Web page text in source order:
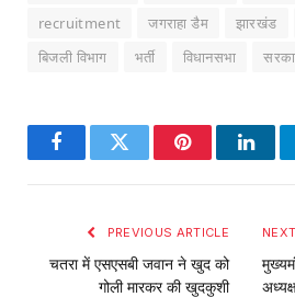
recruitment
जगराहा डैम झारखंड
बिजली विभाग
भर्ती विधानसभा
FacebookTwitter Pinterest
PREVIOUS ARTICLE
चतरा में एसएसबी जवान ने खुद को
गोली मारकर की खुदकुशी